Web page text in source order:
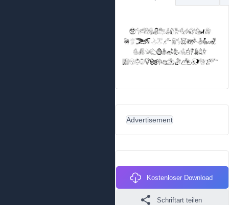
Advertisement
Kostenloser Download
Schriftart teilen